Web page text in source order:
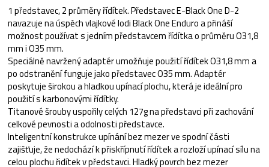
1 představec, 2 průměry řídítek. Představec E-Black One D-2
navazuje na úspěch vlajkové lodi Black One Enduro a přináší
možnost používat s jedním představcem řídítka o průměru O31,8
mm i O35 mm.
Speciálně navržený adaptér umožňuje použití řídítek O31,8 mm a
po odstranění funguje jako představec O35 mm. Adaptér
poskytuje širokou a hladkou upínací plochu, která je ideální pro
použití s karbonovými řídítky.
Titanové šrouby uspořily celých 127g na představci při zachování
celkové pevnosti a odolnosti představce.
Inteligentní konstrukce upínání bez mezer ve spodní části
zajišťuje, že nedochází k přiskřípnutí řídítek a rozloží upínací sílu na
celou plochu řidítek v představci. Hladký povrch bez mezer